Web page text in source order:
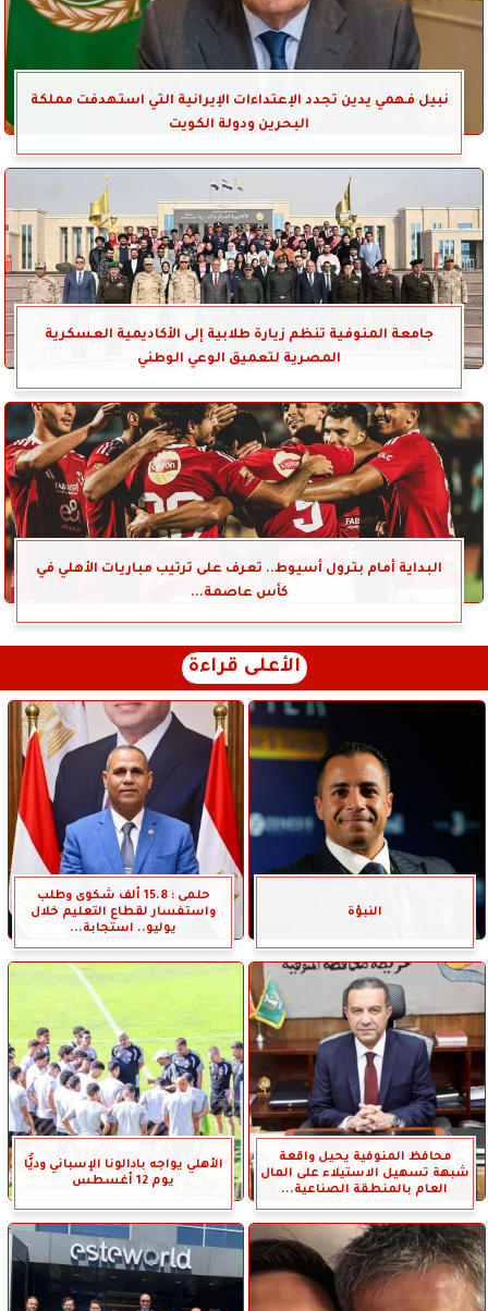
نبيل فهمي يدين تجدد الإعتداءات الإيرانية التي استهدفت مملكة
البحرين ودولة الكويت
جامعة المنوفية تنظم زيارة طلابية إلى الأكاديمية العسكرية
المصرية لتعميق الوعي الوطني
البداية أمام بترول أسيوط.. تعرف على ترتيب مباريات الأهلي في
كأس عاصمة...
الأعلى قراءة
النبؤة
حلمى : 15.8 ألف شكوى وطلب
واستفسار لقطاع التعليم خلال
يوليو.. استجابة...
محافظ المنوفية يحيل واقعة
شبهة تسهيل الاستيلاء على المال
العام بالمنطقة الصناعية...
الأهلي يواجه بادالونا الإسباني وديًّا
يوم 12 أغسطس